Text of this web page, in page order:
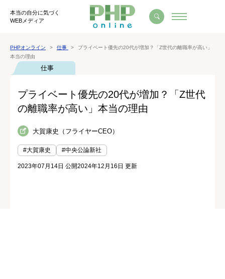
本当の自分に気づく
WEBメディア
PHPオンライン 仕事
プライベート優先の20代が増加？「Z世代の離職率が高い」
本当の理由
仕事
プライベート優先の20代が増加？「Z世代
の離職率が高い」本当の理由
大賀康史（フライヤーCEO）
#大賀康史 #中央公論新社
2023年07月14日 公開2024年12月16日 更新